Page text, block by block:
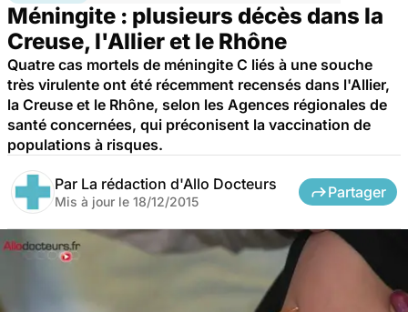
Méningite : plusieurs décès dans la
Creuse, l'Allier et le Rhône
Quatre cas mortels de méningite C liés à une souche
très virulente ont été récemment recensés dans l'Allier,
la Creuse et le Rhône, selon les Agences régionales de
santé concernées, qui préconisent la vaccination de
populations à risques.
Par La rédaction d'Allo Docteurs
Mis à jour le 18/12/2015
Partager